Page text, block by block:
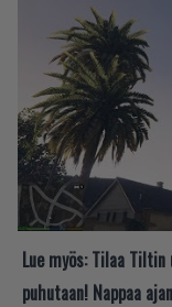
Lue myös: Tilaa
puhutaan! Nappaa